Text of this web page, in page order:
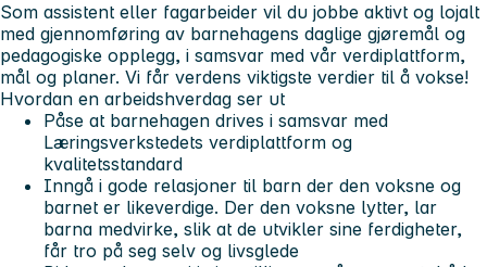
Som assistent eller fagarbeider vil du jobbe aktivt og lojalt
med gjennomføring av barnehagens daglige gjøremål og
pedagogiske opplegg, i samsvar med vår verdiplattform,
mål og planer. Vi får verdens viktigste verdier til å vokse!
Hvordan en arbeidshverdag ser ut
Påse at barnehagen drives i samsvar med
Læringsverkstedets verdiplattform og
kvalitetsstandard
Inngå i gode relasjoner til barn der den voksne og
barnet er likeverdige. Der den voksne lytter, lar
barna medvirke, slik at de utvikler sine ferdigheter,
får tro på seg selv og livsglede